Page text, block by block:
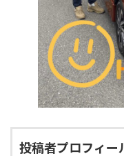
投稿者プロフィー